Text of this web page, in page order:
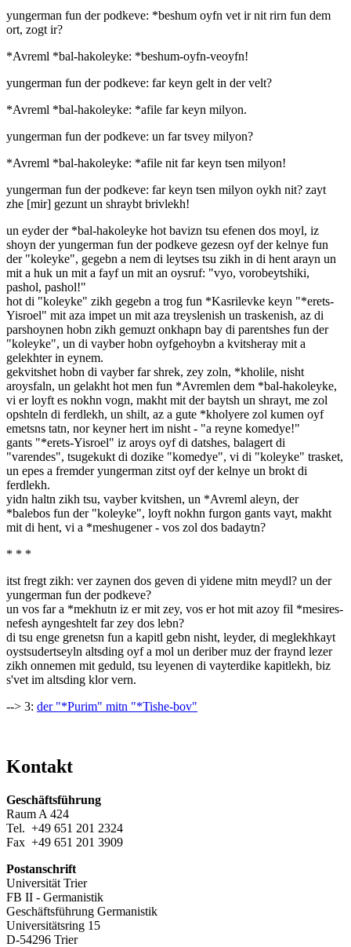
yungerman fun der podkeve: *beshum oyfn vet ir nit rirn fun dem
ort, zogt ir?
*Avreml *bal-hakoleyke: *beshum-oyfn-veoyfn!
yungerman fun der podkeve: far keyn gelt in der velt?
*Avreml *bal-hakoleyke: *afile far keyn milyon.
yungerman fun der podkeve: un far tsvey milyon?
*Avreml *bal-hakoleyke: *afile nit far keyn tsen milyon!
yungerman fun der podkeve: far keyn tsen milyon oykh nit? zayt
zhe [mir] gezunt un shraybt brivlekh!
un eyder der *bal-hakoleyke hot bavizn tsu efenen dos moyl, iz
shoyn der yungerman fun der podkeve gezesn oyf der kelnye fun
der "koleyke", gegebn a nem di leytses tsu zikh in di hent arayn un
mit a huk un mit a fayf un mit an oysruf: "vyo, vorobeytshiki,
pashol, pashol!"
hot di "koleyke" zikh gegebn a trog fun *Kasrilevke keyn "*erets-
Yisroel" mit aza impet un mit aza treyslenish un traskenish, az di
parshoynen hobn zikh gemuzt onkhapn bay di parentshes fun der
"koleyke", un di vayber hobn oyfgehoybn a kvitsheray mit a
gelekhter in eynem.
gekvitshet hobn di vayber far shrek, zey zoln, *kholile, nisht
aroysfaln, un gelakht hot men fun *Avremlen dem *bal-hakoleyke,
vi er loyft es nokhn vogn, makht mit der baytsh un shrayt, me zol
opshteln di ferdlekh, un shilt, az a gute *kholyere zol kumen oyf
emetsns tatn, nor keyner hert im nisht - "a reyne komedye!"
gants "*erets-Yisroel" iz aroys oyf di datshes, balagert di
"varendes", tsugekukt di dozike "komedye", vi di "koleyke" trasket,
un epes a fremder yungerman zitst oyf der kelnye un brokt di
ferdlekh.
yidn haltn zikh tsu, vayber kvitshen, un *Avreml aleyn, der
*balebos fun der "koleyke", loyft nokhn furgon gants vayt, makht
mit di hent, vi a *meshugener - vos zol dos badaytn?
* * *
itst fregt zikh: ver zaynen dos geven di yidene mitn meydl? un der
yungerman fun der podkeve?
un vos far a *mekhutn iz er mit zey, vos er hot mit azoy fil *mesires-
nefesh ayngeshtelt far zey dos lebn?
di tsu enge grenetsn fun a kapitl gebn nisht, leyder, di meglekhkayt
oystsudertseyln altsding oyf a mol un deriber muz der fraynd lezer
zikh onnemen mit geduld, tsu leyenen di vayterdike kapitlekh, biz
s'vet im altsding klor vern.
--> 3: der "*Purim" mitn "*Tishe-bov"
Kontakt
Geschäftsführung
Raum A 424
Tel. +49 651 201 2324
Fax +49 651 201 3909
Postanschrift
Universität Trier
FB II - Germanistik
Geschäftsführung Germanistik
Universitätsring 15
D-54296 Trier